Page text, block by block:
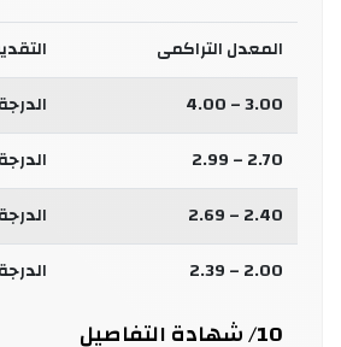
المعدل التراكمى
3.00 – 4.00
2.70 – 2.99
2.40 – 2.69
2.00 – 2.39